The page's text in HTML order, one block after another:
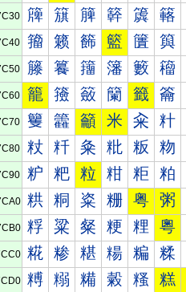
簰 簱 簲 簳 簴 簵
籀 籁 籂 籃 籄 籅
籐 籑 籒 籓 籔 籕
籠 籡 籢 籣 籤 籥
籰 籱 籲 米 籴 籵
粀 粁 粂 粃 粄 粅
粐 粑 粒 粓 粔 粕
粠 粡 粢 粣 粤 粥
粰 粱 粲 粳 粴 粵
糀 糁 糂 糃 糄 糅
糐 糑 糒 糓 糔 糕